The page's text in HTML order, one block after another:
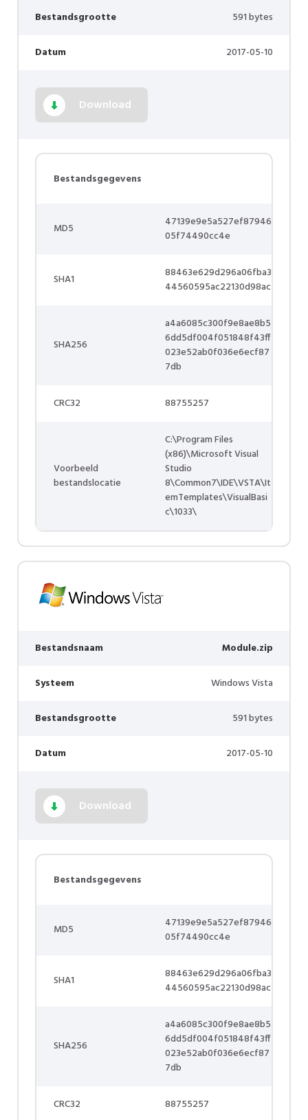
Bestandsgrootte 591 bytes
Datum 2017-05-10
Download
Bestandsgegevens
MD5
47139e9e5a527ef87946
05f74490cc4e
SHA1
88463e629d296a06fba3
44560595ac22130d98ac
SHA256
a4a6085c300f9e8ae8b5
6dd5df004f051848f43ff
023e52ab0f036e6ecf87
7db
CRC32 88755257
Voorbeeld
bestandslocatie
C:\Program Files
(x86)\Microsoft Visual
Studio
8\Common7\IDE\VSTA\It
emTemplates\VisualBasi
c\1033\
Bestandsnaam Module.zip
Systeem Windows Vista
Bestandsgrootte 591 bytes
Datum 2017-05-10
Download
Bestandsgegevens
MD5
47139e9e5a527ef87946
05f74490cc4e
SHA1
88463e629d296a06fba3
44560595ac22130d98ac
SHA256
a4a6085c300f9e8ae8b5
6dd5df004f051848f43ff
023e52ab0f036e6ecf87
7db
CRC32 88755257